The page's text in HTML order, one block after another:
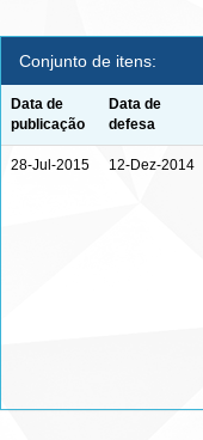
Conjunto de itens:
Data de
publicação
Data de
defesa
28-Jul-2015 12-Dez-2014